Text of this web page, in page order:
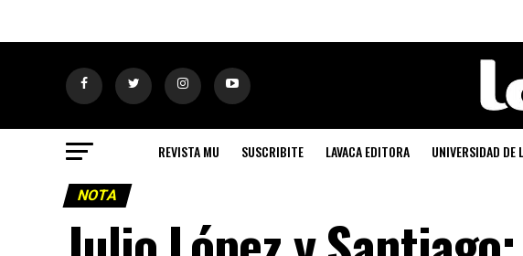
REVISTA MU SUSCRIBITE LAVACA EDITORA UNIVERSIDAD DE
NOTA